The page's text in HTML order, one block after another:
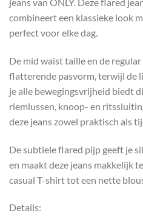
combineert een klassieke look
perfect voor elke dag.
De mid waist taille en de
flatterende pasvorm, terwijl de
je alle bewegingsvrijheid biedt
riemlussen, knoop- en
deze jeans zowel praktisch als
De subtiele flared pijp geeft je
en maakt deze jeans makkelijk
casual T-shirt tot een nette
Details: